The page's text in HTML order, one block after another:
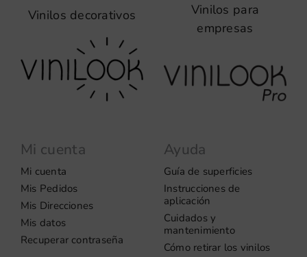
Vinilos decorativos
Mi cuenta
Mi cuenta
Mis Pedidos
Mis Direcciones
Mis datos
Recuperar contraseña
Ayuda
Guía de superficies
Instrucciones de
aplicación
Cuidados y
mantenimiento
Cómo retirar los vinilos
Vinilos para
empresas